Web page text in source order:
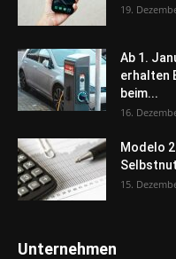
19.
Ab 1.
erhalten
beim...
16.
Modelo
15.
Unternehmen